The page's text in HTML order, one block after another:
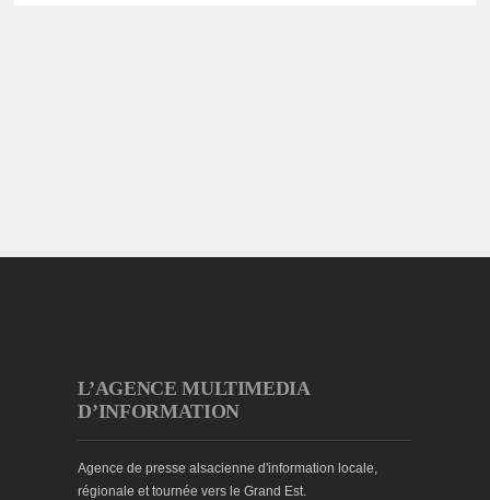
L’AGENCE MULTIMEDIA
D’INFORMATION
Agence de presse alsacienne d'information locale,
régionale et tournée vers le Grand Est.